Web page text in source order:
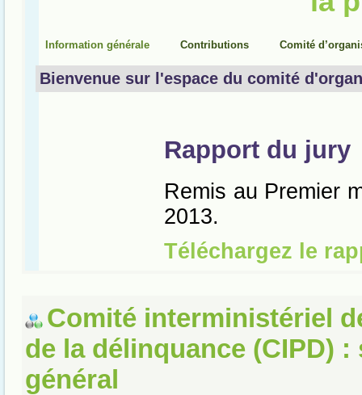
Comité interministériel
de la délinquance (CIPD) :
général